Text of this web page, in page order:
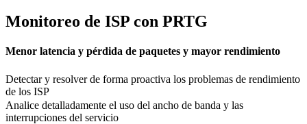
Monitoreo de ISP con PRTG
Menor latencia y pérdida de paquetes y mayor rendimiento
Detectar y resolver de forma proactiva los problemas de rendimiento
de los ISP
Analice detalladamente el uso del ancho de banda y las
interrupciones del servicio